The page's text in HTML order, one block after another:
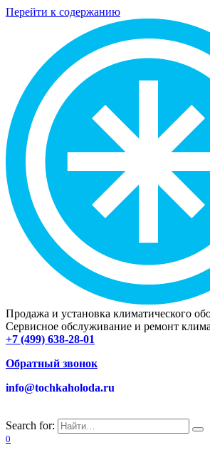
Перейти к содержанию
Продажа и установка климатического
Сервисное обслуживание и ремонт
+7 (499) 638-28-01
Обратный звонок
info@tochkaholoda.ru
Search for:
0